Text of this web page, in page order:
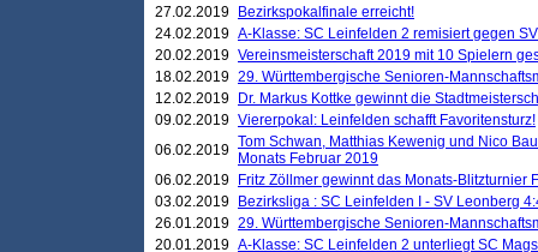
27.02.2019
Bezirkspokalfinale erreicht!
24.02.2019 A-Klasse: SC Leinfelden 2 remisiert gegen
20.02.2019 Vereinsmeisterschaft 2019 mit 10 Spielern
18.02.2019 29. Württembergische Senioren-
12.02.2019
Dr. Markus Kottke gewinnt die
09.02.2019 Viererpokal: Leinfelden schafft Favoritensturz!
06.02.2019 Tom Schwan, Matthias Kewenig und Nico
Monats Februar 2019
06.02.2019
Fritz Zöllmer gewinnt das Monats-Blitzturnier
03.02.2019
Bezirksliga : SC Leinfelden I - SV Leonberg
26.01.2019 29. Württembergische Senioren-
20.01.2019 A-Klasse: SC Leinfelden 2 unterliegt SC